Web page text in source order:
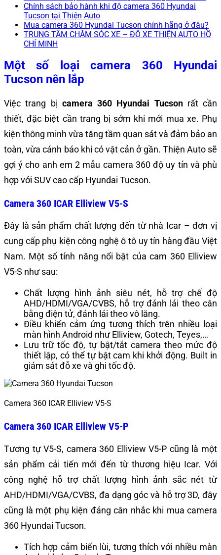
Chính sách bảo hành khi độ camera 360 Hyundai
Tucson tại Thiện Auto
Mua camera 360 Hyundai Tucson chính hãng ở đâu?
TRUNG TÂM CHĂM SÓC XE – ĐỘ XE THIỆN AUTO HỒ
CHÍ MINH
Một số loại camera 360 Hyundai
Tucson nên lắp
Việc trang bị camera 360 Hyundai Tucsonrất cần
thiết, đặc biệt cần trang bị sớm khi mới mua xe. Phụ
kiện thông minh vừa tăng tầm quan sát và đảm bảo an
toàn, vừa cánh báo khi có vật cản ở gần. Thiện Auto sẽ
gợi ý cho anh em 2 mẫu camera 360 độ uy tín và phù
hợp với SUV cao cấp Hyundai Tucson.
Camera 360 ICAR Elliview V5-S
Đây là sản phẩm chất lượng đến từ nhà Icar – đơn vị
cung cấp phụ kiện công nghệ ô tô uy tín hàng đầu Việt
Nam. Một số tính năng nổi bật của cam 360 Elliview
V5-S như sau:
Chất lượng hình ảnh siêu nét, hỗ trợ chế độ
AHD/HDMI/VGA/CVBS, hỗ trợ đánh lái theo cân
bằng điện tử, đánh lái theo vô lăng.
Điều khiển cảm ứng tương thích trên nhiều loại
màn hình Android như Elliview, Gotech, Teyes,…
Lưu trữ tốc độ, tự bật/tắt camera theo mức độ
thiết lập, có thể tự bật cam khi khởi động. Built in
giám sát đỗ xe và ghi tốc độ.
Camera 360 ICAR Elliview V5-S
Camera 360 ICAR Elliview V5-P
Tương tự V5-S, camera 360 Elliview V5-P cũng là một
sản phẩm cải tiến mới đến từ thương hiệu Icar. Với
công nghệ hỗ trợ chất lượng hình ảnh sắc nét từ
AHD/HDMI/VGA/CVBS, đa dạng góc và hỗ trợ 3D, đây
cũng là một phụ kiện đáng cân nhắc khi mua camera
360 Hyundai Tucson.
Tích hợp cảm biến lùi, tương thích với nhiều màn